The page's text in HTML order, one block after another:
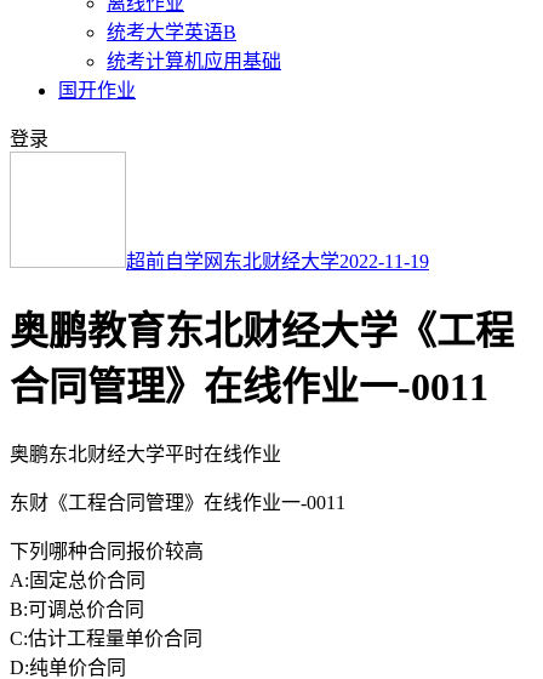
统考大学英语B
统考计算机应用基础
国开作业
登录
超前自学网 东北财经大学2022-11-19
奥鹏教育东北财经大学《工程
合同管理》在线作业一-0011
奥鹏东北财经大学平时在线作业
东财《工程合同管理》在线作业一-0011
下列哪种合同报价较高
A:固定总价合同
B:可调总价合同
C:估计工程量单价合同
D:纯单价合同